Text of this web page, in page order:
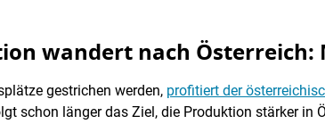
wandert nach
gestrichen werden, profitiert der
schon länger das Ziel, die Produktion stärker in